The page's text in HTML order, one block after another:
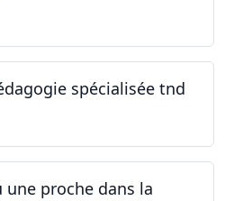
spécialisée tnd
proche dans la